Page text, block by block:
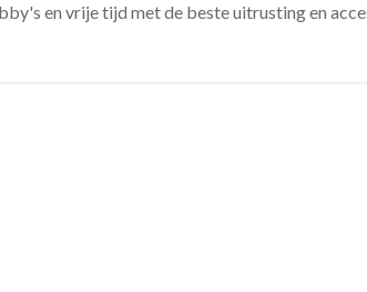
en vrije tijd met de beste uitrusting en